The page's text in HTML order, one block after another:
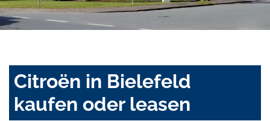
Citroën in Bielefeld
kaufen oder leasen